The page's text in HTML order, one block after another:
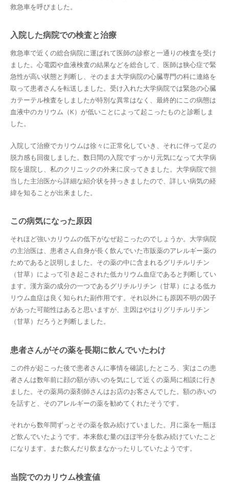
救急車を呼びました。
入院した病院での検査と治療
救急車で近くの総合病院に運ばれて医師の診察と一通りの検査を受け
ました。心電図や血液検査の結果などを総合して、医師は狭心症で緊
急性が高い状態と判断し、そのまま大学病院の心臓専門の科に連絡を
取って患者さんを転送しました。受け入れた大学病院では緊急の心臓
カテーテル検査をしましたが特別な異常はなく、最終的にこの病態は
血液中のカリウム（K）が低いことによって起こったものと診断しま
した。
入院して治療でカリウムは徐々に正常化していき、それに伴って足の
脱力感も回復しました。数日間の入院ですっかり元気になって大学病
院を退院し、私のクリニックの外来に戻ってきました。大学病院で担
当した主治医から詳細な紹介状を持っきましたので、詳しい病気の経
緯を知ることが出来ました。
この病気になった原因
それほど強いカリウムの低下がなぜ起こったのでしょうか。大学病院
の主治医は、患者さん自身が長く飲んでいた市販薬のアレルギー薬の
ためであると説明しました。その薬の中に含まれるグリチルリチン
（甘草）によって引き起こされた低カリウム血症であると判断してい
ます。漢方薬の成分の一つであるグリチルリチン（甘草）による低カ
リウム血症は良く知られた副作用です。それ以外にも原因不明の因子
があった可能性はあると思いますが、主因はやはりグリチルリチン
（甘草）だろうと判断しました。
患者さんがその薬を長期に飲んでいたわけ
この件が起こった後で患者さんに事情を確認したところ、実はこの患
者さんは数年前に顔の額が赤いのを気にして近くの薬局に相談に行き
ました。その薬局の薬剤師さんはお店のお客さんでした。額の赤いの
を話すと、そのアレルギーの薬を勧めてくれたそうです。
それから数年間ずっとその薬を飲み続けていました。月に薬を一瓶ほ
ど飲んでいたようです。本来飲む量のほぼ半分を飲み続けていたこと
になります。また飲んだり飲まなかったりしていたようです。
当院でのカリウム検査値